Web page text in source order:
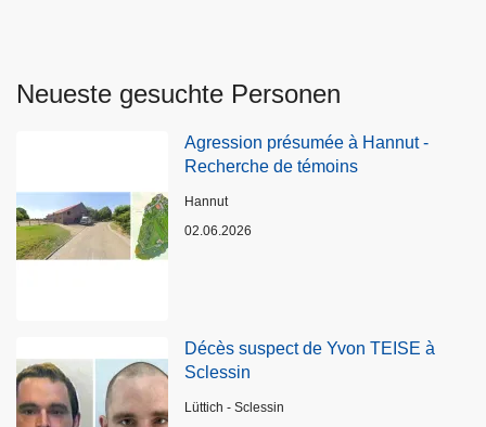
Neueste gesuchte Personen
Agression présumée à Hannut -
Recherche de témoins
Standort
Hannut
02.06.2026
Décès suspect de Yvon TEISE à
Sclessin
Standort
Lüttich - Sclessin